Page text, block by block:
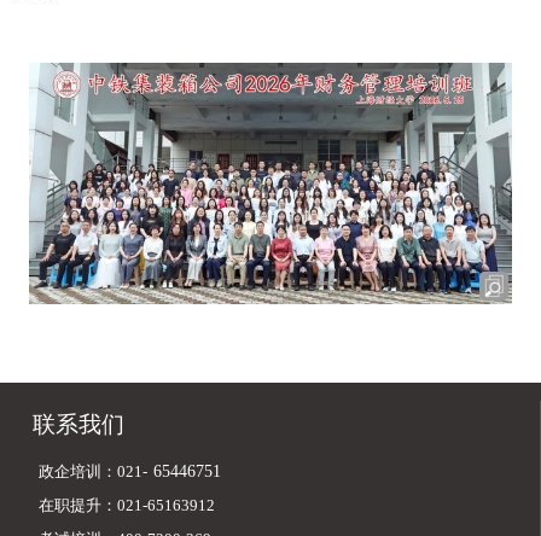
联系我们
政企培训：021- 65446751
在职提升：021-65163912